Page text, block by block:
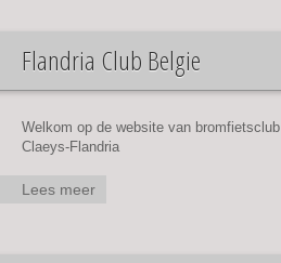
Team
(NSCRT)
Flandria Club Belgie
Welkom op de website van bromfietsclub
Claeys-Flandria
Lees meer